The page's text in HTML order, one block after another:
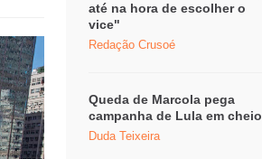
até na hora de escolher o
vice"
Redação Crusoé
Queda de Marcola pega
campanha de Lula em cheio
Duda Teixeira